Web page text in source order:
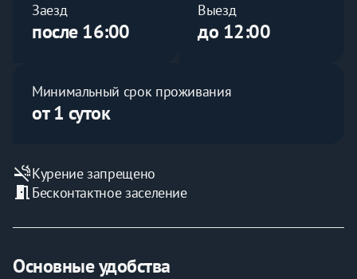
Заезд
после 16:00
Выезд
до 12:00
Минимальный срок проживания
от 1 суток
smoke_freeКурение запрещено
meeting_room Бесконтактное заселение
Основные удобства